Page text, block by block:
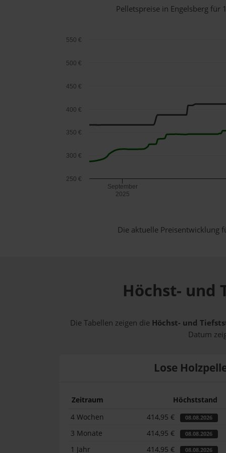
Pelletspreise in Engelsberg für
September
2025
250 €
300 €
350 €
400 €
450 €
500 €
550 €
Die aktuelle Preisentwicklung
Höchst- und
Die Tabellen zeigen die Höchst- und
Datum
Lose
Zeitraum Höchststand
4 Wochen
414,95 € 08.08.2026
3 Monate 414,95 € 08.08.2026
1 Jahr 414,95 € 08.08.2026